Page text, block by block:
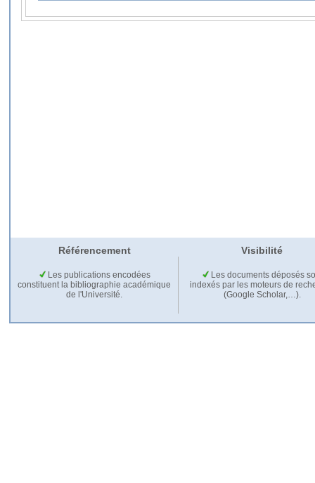
Référencement Visibilité
Les publications encodées
constituent la bibliographie académique
de l'Université.
Les documents déposés
indexés par les moteurs de
(Google Scholar,…).